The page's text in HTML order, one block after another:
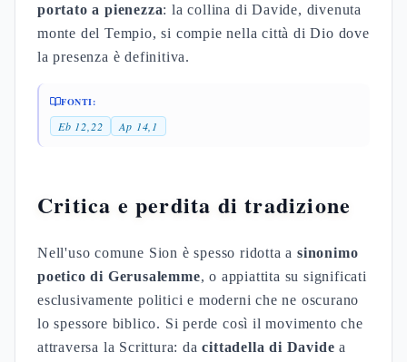
portato a pienezza: la collina di Davide, divenuta
monte del Tempio, si compie nella città di Dio dove
la presenza è definitiva.
FONTI:
Eb 12,22 Ap 14,1
Critica e perdita di tradizione
Nell'uso comune Sion è spesso ridotta a sinonimo
poetico di Gerusalemme, o appiattita su significati
esclusivamente politici e moderni che ne oscurano
lo spessore biblico. Si perde così il movimento che
attraversa la Scrittura: dacittadella di Davide a